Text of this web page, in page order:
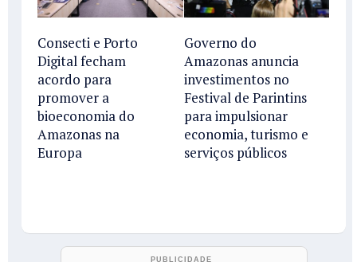
Consecti e Porto
Digital fecham
acordo para
promover a
bioeconomia do
Amazonas na
Europa
Governo do
Amazonas anuncia
investimentos no
Festival de Parintins
para impulsionar
economia, turismo e
serviços públicos